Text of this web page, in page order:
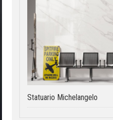
Statuario Michelangelo